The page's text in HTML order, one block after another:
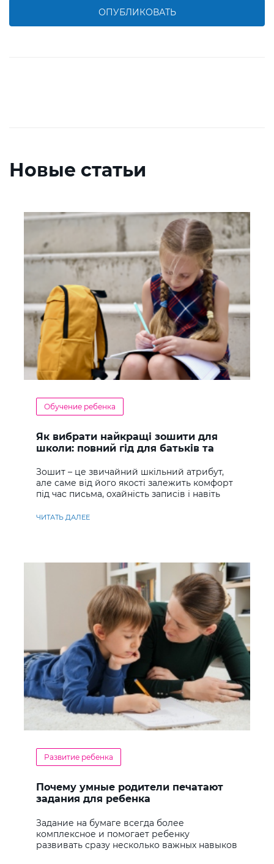
ОПУБЛИКОВАТЬ
Новые статьи
Обучение ребенка
Як вибрати найкращі зошити для
школи: повний гід для батьків та
Зошит – це звичайний шкільний атрибут,
але саме від його якості залежить комфорт
під час письма, охайність записів і навіть
ЧИТАТЬ ДАЛЕЕ
Развитие ребенка
Почему умные родители печатают
задания для ребенка
Задание на бумаге всегда более
комплексное и помогает ребенку
развивать сразу несколько важных навыков